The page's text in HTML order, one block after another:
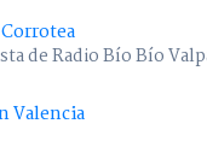
de Radio Bío Bío
Valencia